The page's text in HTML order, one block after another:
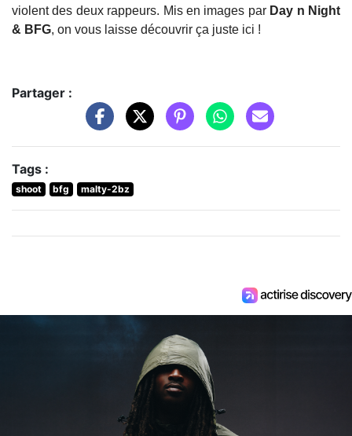
violent des deux rappeurs. Mis en images par Day n Night
& BFG, on vous laisse découvrir ça juste ici !
Partager :
Tags :
shoot bfg malty-2bz